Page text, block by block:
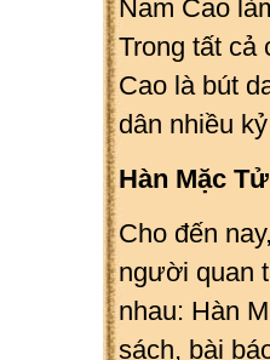
Nam Cao
Trong tất cả
Cao là bút
dân nhiều
Hàn Mặc
Cho đến
người quan
nhau: Hàn
sách, bài